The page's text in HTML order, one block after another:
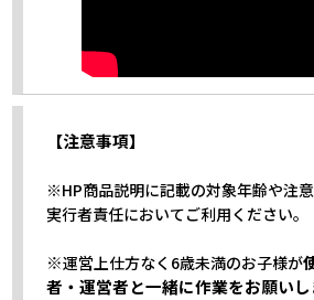
【注意事項】
※HP商品説明に記載の対象年齢や注
実行者責任においてご利用ください。
※運営上仕方なく6歳未満のお子様が
者・運営者と一緒に作業をお願いし